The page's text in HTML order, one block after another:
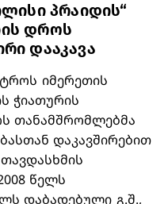
პრაიდის“
დროს
დააკავა
იმერეთის
ჭიათურის
თანამშრომლებმა
დაკავშირებით
წელს
დაბადებული გ.შ.,